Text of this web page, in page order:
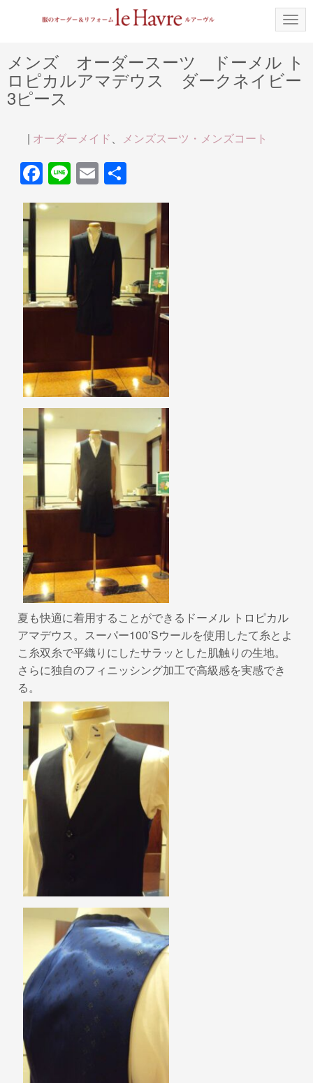
N
a
g
a
t
メンズ オーダースーツ ドーメル ト
ロピカルアマデウス ダークネイビー
3ピース
| オーダーメイド、 メンズスーツ・メンズコート
F
a
c
e
b
o
o
Li
n
e
E
m
ail
有
夏も快適に着用することができるドーメル トロピカル
アマデウス。スーパー100’Sウールを使用したて糸とよ
こ糸双糸で平織りにしたサラッとした肌触りの生地。
さらに独自のフィニッシング加工で高級感を実感でき
る。